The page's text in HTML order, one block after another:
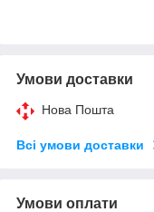
Умови доставки
Нова Пошта
Всі умови доставки
Умови оплати